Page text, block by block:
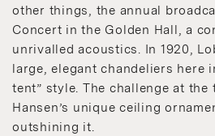
other things, the annual
Concert in the Golden Hall, a
unrivalled acoustics. In 1920,
large, elegant chandeliers here
tent” style. The challenge at
Hansen’s unique ceiling
outshining it.